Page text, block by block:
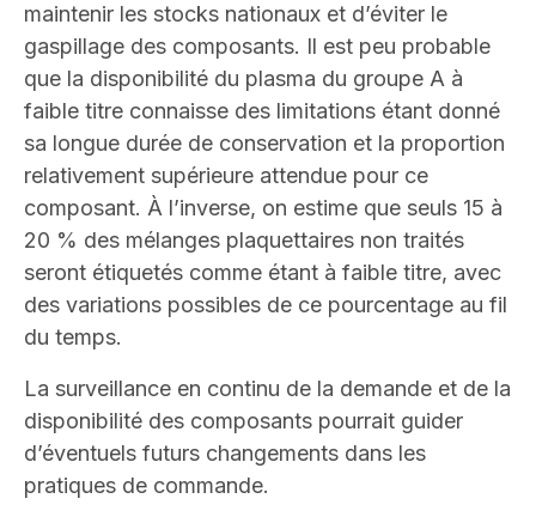
maintenir les stocks nationaux et d’éviter le
gaspillage des composants. Il est peu probable
que la disponibilité du plasma du groupe A à
faible titre connaisse des limitations étant donné
sa longue durée de conservation et la proportion
relativement supérieure attendue pour ce
composant. À l’inverse, on estime que seuls 15 à
20 % des mélanges plaquettaires non traités
seront étiquetés comme étant à faible titre, avec
des variations possibles de ce pourcentage au fil
du temps.
La surveillance en continu de la demande et de la
disponibilité des composants pourrait guider
d’éventuels futurs changements dans les
pratiques de commande.